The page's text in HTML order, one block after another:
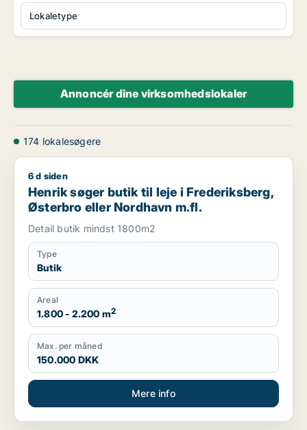
Lokaletype
Annoncér dine virksomhedslokaler
174 lokalesøgere
Henrik søger butik til leje i Frederiksberg, Østerbro eller
6 d siden
Henrik søger butik til leje i Frederiksberg,
Østerbro eller Nordhavn m.fl.
Detail butik mindst 1800m2
Type
Butik
Areal
1.800 - 2.200 m2
Max. per måned
150.000 DKK
Mere info